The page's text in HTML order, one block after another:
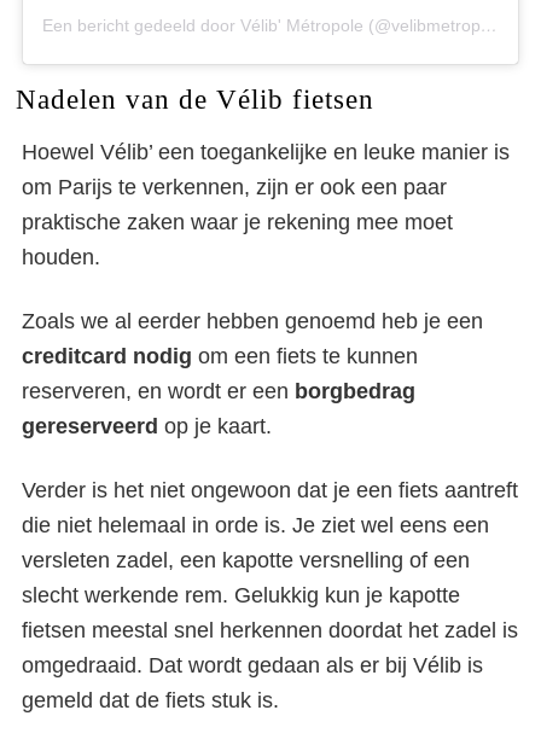
Een bericht gedeeld door Vélib' Métropole (@velibmetropole)
Nadelen van de Vélib fietsen
Hoewel Vélib’ een toegankelijke en leuke manier is
om Parijs te verkennen, zijn er ook een paar
praktische zaken waar je rekening mee moet
houden.
Zoals we al eerder hebben genoemd heb je een
creditcard nodig om een fiets te kunnen
reserveren, en wordt er een borgbedrag
gereserveerd op je kaart.
Verder is het niet ongewoon dat je een fiets aantreft
die niet helemaal in orde is. Je ziet wel eens een
versleten zadel, een kapotte versnelling of een
slecht werkende rem. Gelukkig kun je kapotte
fietsen meestal snel herkennen doordat het zadel is
omgedraaid. Dat wordt gedaan als er bij Vélib is
gemeld dat de fiets stuk is.